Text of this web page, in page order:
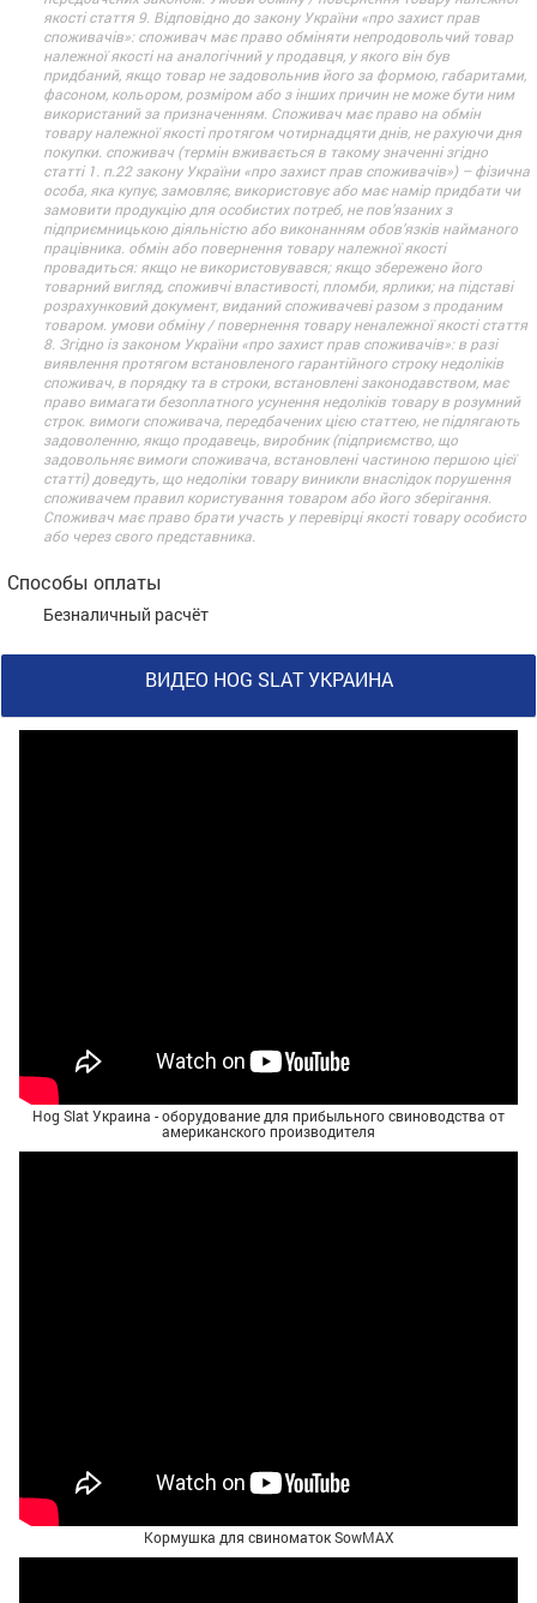
якості стаття 9. Відповідно до закону України «про захист прав
споживачів»: споживач має право обміняти непродовольчий товар
належної якості на аналогічний у продавця, у якого він був
придбаний, якщо товар не задовольнив його за формою, габаритами,
фасоном, кольором, розміром або з інших причин не може бути ним
використаний за призначенням. Споживач має право на обмін
товару належної якості протягом чотирнадцяти днів, не рахуючи дня
покупки. споживач (термін вживається в такому значенні згідно
статті 1. п.22 закону України «про захист прав споживачів») – фізична
особа, яка купує, замовляє, використовує або має намір придбати чи
замовити продукцію для особистих потреб, не пов’язаних з
підприємницькою діяльністю або виконанням обов’язків найманого
працівника. обмін або повернення товару належної якості
провадиться: якщо не використовувався; якщо збережено його
товарний вигляд, споживчі властивості, пломби, ярлики; на підставі
розрахунковий документ, виданий споживачеві разом з проданим
товаром. умови обміну / повернення товару неналежної якості стаття
8. Згідно із законом України «про захист прав споживачів»: в разі
виявлення протягом встановленого гарантійного строку недоліків
споживач, в порядку та в строки, встановлені законодавством, має
право вимагати безоплатного усунення недоліків товару в розумний
строк. вимоги споживача, передбачених цією статтею, не підлягають
задоволенню, якщо продавець, виробник (підприємство, що
задовольняє вимоги споживача, встановлені частиною першою цієї
статті) доведуть, що недоліки товару виникли внаслідок порушення
споживачем правил користування товаром або його зберігання.
Споживач має право брати участь у перевірці якості товару особисто
або через свого представника.
Способы оплаты
Безналичный расчёт
ВИДЕО HOG SLAT УКРАИНА
Hog Slat Украина - оборудование для прибыльного свиноводства от
американского производителя
Кормушка для свиноматок SowMAX